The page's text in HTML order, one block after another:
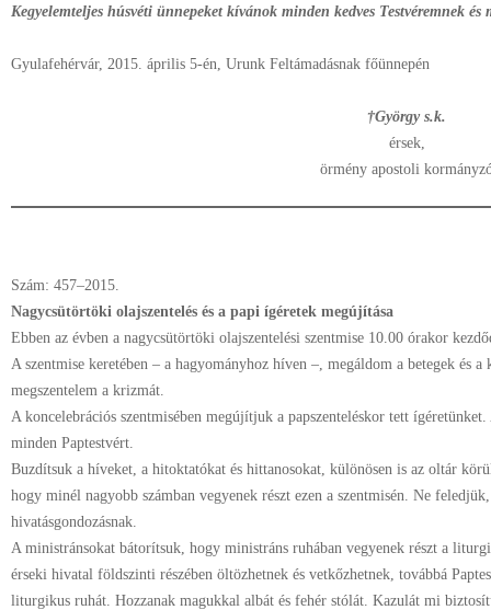
Kegyelemteljes húsvéti ünnepeket kívánok minden kedves Testvéremnek
Gyulafehérvár, 2015. április 5-én, Urunk Feltámadásnak főünnepén
†György s.k.
érsek,
örmény apostoli
Szám: 457–2015.
Nagycsütörtöki olajszentelés és a papi ígéretek megújítása
Ebben az évben a nagycsütörtöki olajszentelési szentmise 10.00 órakor
A szentmise keretében – a hagyományhoz híven –, megáldom a betegek és a
megszentelem a krizmát.
A koncelebrációs szentmisében megújítjuk a papszenteléskor tett
minden Paptestvért.
Buzdítsuk a híveket, a hitoktatókat és hittanosokat, különösen is az oltár
hogy minél nagyobb számban vegyenek részt ezen a szentmisén. Ne
hivatásgondozásnak.
A ministránsokat bátorítsuk, hogy ministráns ruhában vegyenek részt a
érseki hivatal földszinti részében öltözhetnek és vetkőzhetnek, továbbá
liturgikus ruhát. Hozzanak magukkal albát és fehér stólát. Kazulát mi